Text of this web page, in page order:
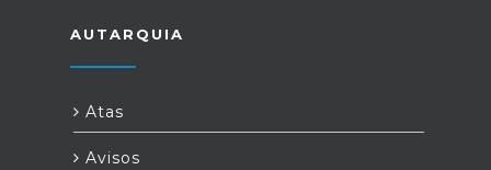
AUTARQUIA
Atas
Avisos